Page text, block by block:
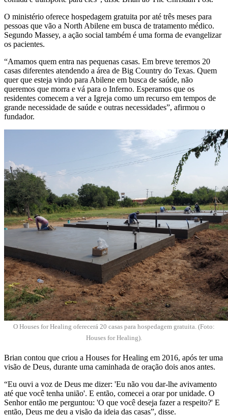
O ministério oferece hospedagem gratuita por até três meses para
pessoas que vão a North Abilene em busca de tratamento médico.
Segundo Massey, a ação social também é uma forma de evangelizar
os pacientes.
“Amamos quem entra nas pequenas casas. Em breve teremos 20
casas diferentes atendendo a área de Big Country do Texas. Quem
quer que esteja vindo para Abilene em busca de saúde, não
queremos que morra e vá para o Inferno. Esperamos que os
residentes comecem a ver a Igreja como um recurso em tempos de
grande necessidade de saúde e outras necessidades”, afirmou o
fundador.
O Houses for Healing oferecerá 20 casas para hospedagem gratuita. (Foto:
Houses for Healing).
Brian contou que criou a Houses for Healing em 2016, após ter uma
visão de Deus, durante uma caminhada de oração dois anos antes.
“Eu ouvi a voz de Deus me dizer: 'Eu não vou dar-lhe avivamento
até que você tenha união'. E então, comecei a orar por unidade. O
Senhor então me perguntou: 'O que você deseja fazer a respeito?' E
então, Deus me deu a visão da ideia das casas”, disse.